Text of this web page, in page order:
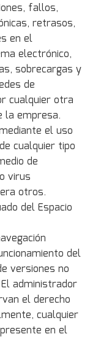
fallos,
retrasos,
en el
electrónico,
sobrecargas y
de
cualquier otra
la empresa.
el uso
cualquier tipo
de
virus
otros.
del Espacio
del
versiones no
administrador
el derecho
cualquier
en el